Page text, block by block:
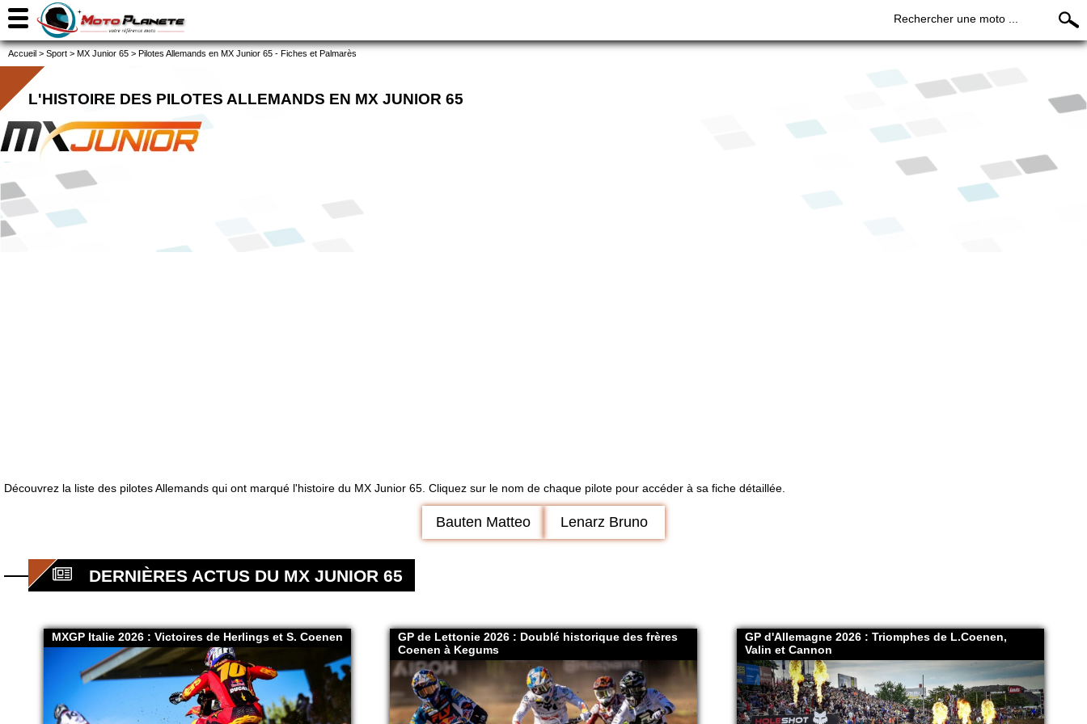
Rechercher une moto ...
Accueil > Sport > MX Junior 65 > Pilotes Allemands en MX Junior 65 - Fiches et Palmarès
L'HISTOIRE DES PILOTES ALLEMANDS EN MX JUNIOR 65
Découvrez la liste des pilotes Allemands qui ont marqué l'histoire du MX Junior 65. Cliquez sur le nom de chaque pilote pour accéder à sa fiche détaillée.
Bauten Matteo Lenarz Bruno
DERNIÈRES ACTUS DU MX JUNIOR 65
MXGP Italie 2026 : Victoires de Herlings et S. Coenen
GP de Lettonie 2026 : Doublé historique des frères
Coenen à Kegums
GP d'Allemagne 2026 : Triomphes de L.Coenen,
Valin et Cannon